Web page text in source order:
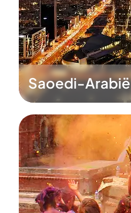
Saoedi-Arabië